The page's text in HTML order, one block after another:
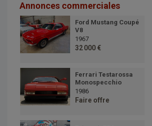
Annonces commerciales
Ford Mustang Coupé
V8
1967
32 000 €
Ferrari Testarossa
Monospecchio
1986
Faire offre